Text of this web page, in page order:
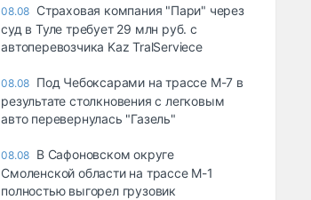
08.08 Страховая компания "Пари" через
суд в Туле требует 29 млн руб. с
автоперевозчика Kaz TralServiece
08.08 Под Чебоксарами на трассе М-7 в
результате столкновения с легковым
авто перевернулась "Газель"
08.08 В Сафоновском округе
Смоленской области на трассе М-1
полностью выгорел грузовик